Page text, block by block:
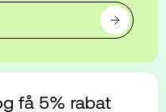
få 5% rabat